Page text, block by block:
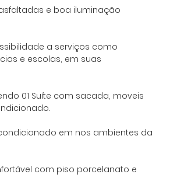
e boa iluminação
a serviços como
e escolas, em suas
01 Suíte com sacada, moveis
em nos ambientes da
com piso porcelanato e